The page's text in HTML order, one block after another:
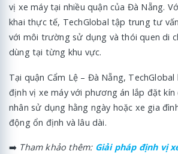
vị xe máy tại nhiều quận của Đà Nẵng.
khai thực tế, TechGlobal tập trung tư
với môi trường sử dụng và thói quen di
dùng tại từng khu vực.
Tại quận Cẩm Lệ – Đà Nẵng,
định vị xe máy với phương án lắp đặt
nhân sử dụng hằng ngày hoặc xe gia
động ổn định và lâu dài.
➡️ Tham khảo thêm: Giải pháp định vị